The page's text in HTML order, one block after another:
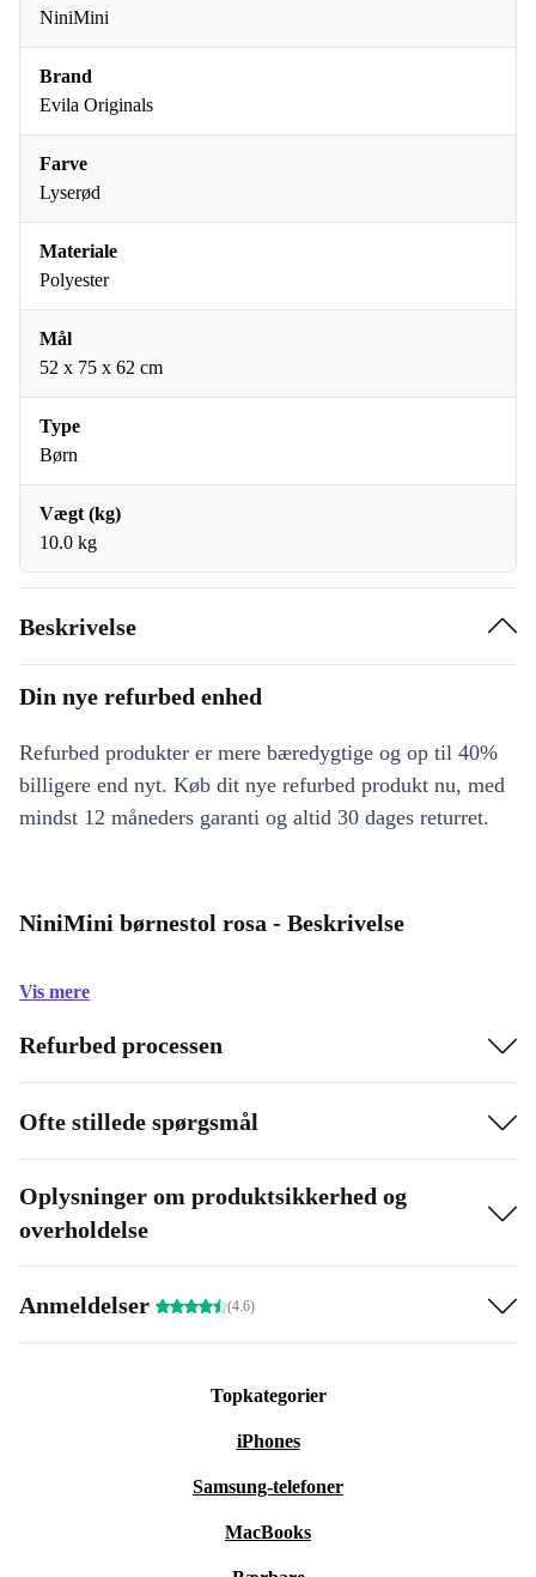
NiniMini
Brand
Evila Originals
Farve
Lyserød
Materiale
Polyester
Mål
52 x 75 x 62 cm
Type
Børn
Vægt (kg)
10.0 kg
Beskrivelse
Din nye refurbed enhed
Refurbed produkter er mere bæredygtige og op til 40%
billigere end nyt. Køb dit nye refurbed produkt nu, med
mindst 12 måneders garanti og altid 30 dages returret.
NiniMini børnestol rosa - Beskrivelse
Vis mere
Refurbed processen
Ofte stillede spørgsmål
Oplysninger om produktsikkerhed og
overholdelse
Anmeldelser (4.6)
Topkategorier
iPhones
Samsung-telefoner
MacBooks